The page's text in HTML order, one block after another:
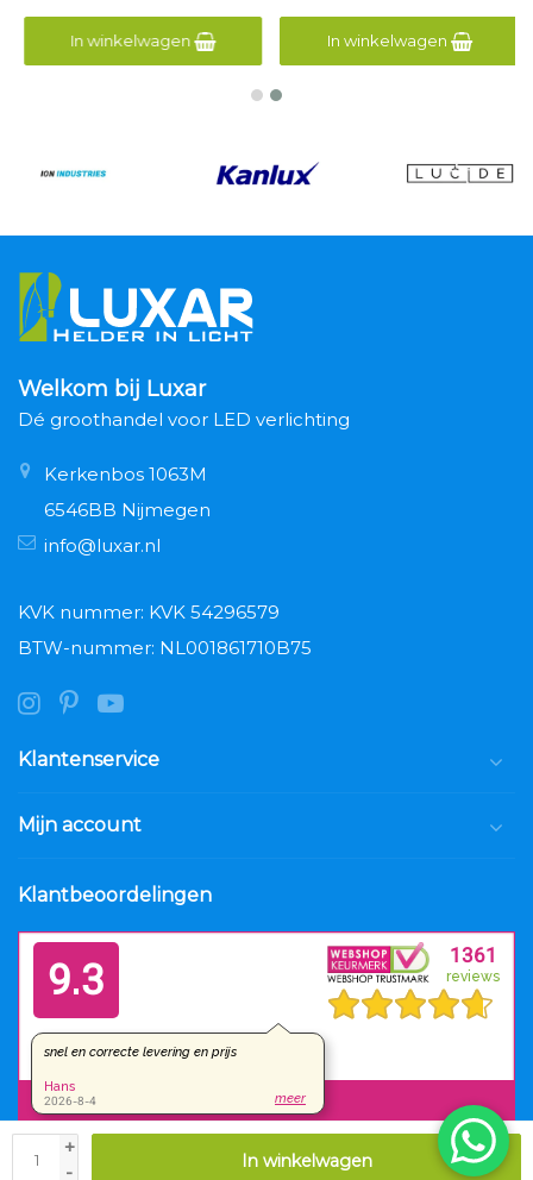
+
-
In winkelwagen
In winkelwagen In winkelwagen
Welkom bij Luxar
Dé groothandel voor LED verlichting
Kerkenbos 1063M
6546BB Nijmegen
info@luxar.nl
KVK nummer: KVK 54296579
BTW-nummer: NL001861710B75
Klantenservice
Mijn account
Klantbeoordelingen
© Copyright 2026 Luxar.nl